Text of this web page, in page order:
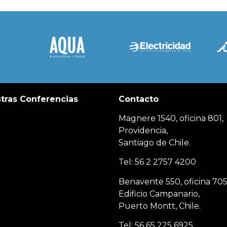
Conferencias Contacto
Magnere 1540, oficina 801,
Providencia,
Santiago de Chile.
Tel: 56 2 2757 4200
Benavente 550, oficina
Edificio Campanario,
Puerto Montt, Chile.